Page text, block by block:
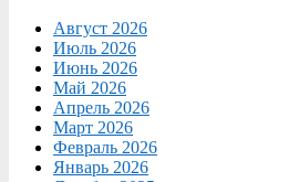
Август 2026
Июль 2026
Июнь 2026
Май 2026
Апрель 2026
Март 2026
Февраль 2026
Январь 2026